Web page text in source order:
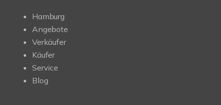
Hamburg
Angebote
Verkäufer
Käufer
Service
Blog